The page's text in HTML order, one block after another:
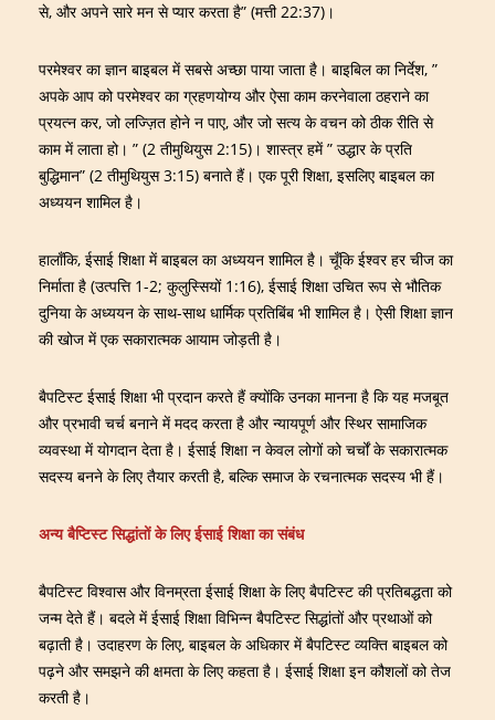
से, और अपने सारे मन से प्यार करता है” (मत्ती 22:37)।
परमेश्वर का ज्ञान बाइबल में सबसे अच्छा पाया जाता है। बाइबिल का निर्देश, ”
अपके आप को परमेश्वर का ग्रहणयोग्य और ऐसा काम करनेवाला ठहराने का
प्रयत्‍न कर, जो लज्ज़ित होने न पाए, और जो सत्य के वचन को ठीक रीति से
काम में लाता हो। ” (2 तीमुथियुस 2:15)। शास्त्र हमें ” उद्धार के प्रति
बुद्धिमान” (2 तीमुथियुस 3:15) बनाते हैं। एक पूरी शिक्षा, इसलिए बाइबल का
अध्ययन शामिल है।
हालाँकि, ईसाई शिक्षा में बाइबल का अध्ययन शामिल है। चूँकि ईश्वर हर चीज का
निर्माता है (उत्पत्ति 1-2; कुलुस्सियों 1:16), ईसाई शिक्षा उचित रूप से भौतिक
दुनिया के अध्ययन के साथ-साथ धार्मिक प्रतिबिंब भी शामिल है। ऐसी शिक्षा ज्ञान
की खोज में एक सकारात्मक आयाम जोड़ती है।
बैपटिस्ट ईसाई शिक्षा भी प्रदान करते हैं क्योंकि उनका मानना ​​है कि यह मजबूत
और प्रभावी चर्च बनाने में मदद करता है और न्यायपूर्ण और स्थिर सामाजिक
व्यवस्था में योगदान देता है। ईसाई शिक्षा न केवल लोगों को चर्चों के सकारात्मक
सदस्य बनने के लिए तैयार करती है, बल्कि समाज के रचनात्मक सदस्य भी हैं।
अन्य बैप्टिस्ट सिद्धांतों के लिए ईसाई शिक्षा का संबंध
बैपटिस्ट विश्वास और विनम्रता ईसाई शिक्षा के लिए बैपटिस्ट की प्रतिबद्धता को
जन्म देते हैं। बदले में ईसाई शिक्षा विभिन्न बैपटिस्ट सिद्धांतों और प्रथाओं को
बढ़ाती है। उदाहरण के लिए, बाइबल के अधिकार में बैपटिस्ट व्यक्ति बाइबल को
पढ़ने और समझने की क्षमता के लिए कहता है। ईसाई शिक्षा इन कौशलों को तेज
करती है।